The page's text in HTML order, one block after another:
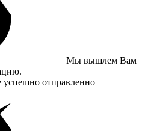
Мы вышлем Вам
отправленно